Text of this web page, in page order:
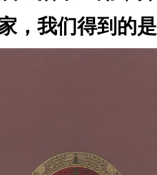
，我们得到的